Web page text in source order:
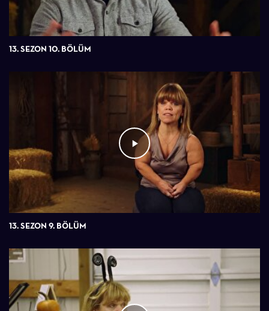
13. SEZON 10. BÖLÜM
13. SEZON 9. BÖLÜM